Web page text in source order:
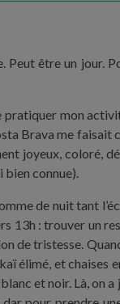
être un jour.
mon
Brava me
joyeux, coloré,
bien connue).
de nuit tant
13h : trouver un
de tristesse.
élimé, et chaises
et noir. Là, on a